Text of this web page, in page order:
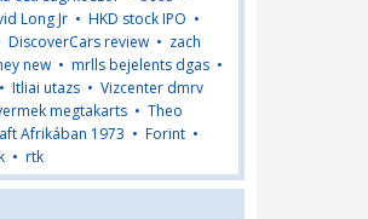
Long Jr • HKD stock IPO •
DiscoverCars review • zach
new • mrlls bejelents dgas •
• Itliai utazs • Vizcenter dmrv
megtakarts • Theo
Afrikában 1973 • Forint •
• rtk